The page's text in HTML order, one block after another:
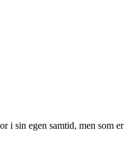
i sin egen samtid, men som er